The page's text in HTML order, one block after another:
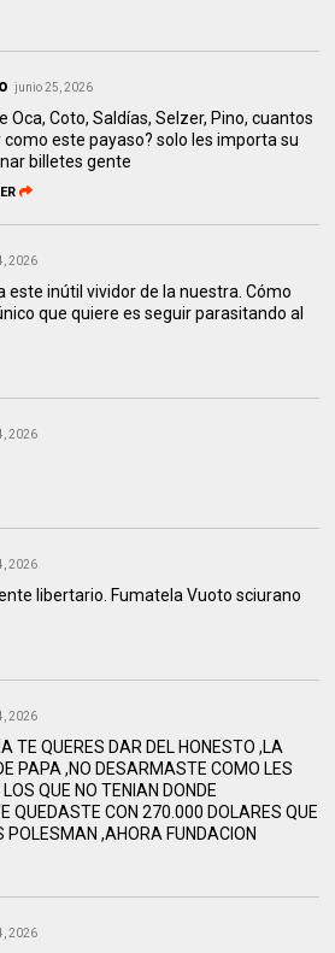
junio 25, 2026
Oca, Coto, Saldías, Selzer, Pino, cuantos
como este payaso? solo les importa su
billetes gente
2026
este inútil vividor de la nuestra. Cómo
que quiere es seguir parasitando al
2026
2026
libertario. Fumatela Vuoto sciurano
2026
TE QUERES DAR DEL HONESTO ,LA
PAPA ,NO DESARMASTE COMO LES
QUE NO TENIAN DONDE
QUEDASTE CON 270.000 DOLARES QUE
POLESMAN ,AHORA FUNDACION
2026